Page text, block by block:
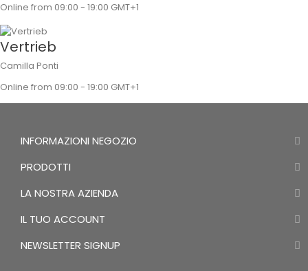
Online from 09:00 - 19:00 GMT+1
Vertrieb
Camilla Ponti
Online from 09:00 - 19:00 GMT+1
INFORMAZIONI NEGOZIO
PRODOTTI
LA NOSTRA AZIENDA
IL TUO ACCOUNT
NEWSLETTER SIGNUP